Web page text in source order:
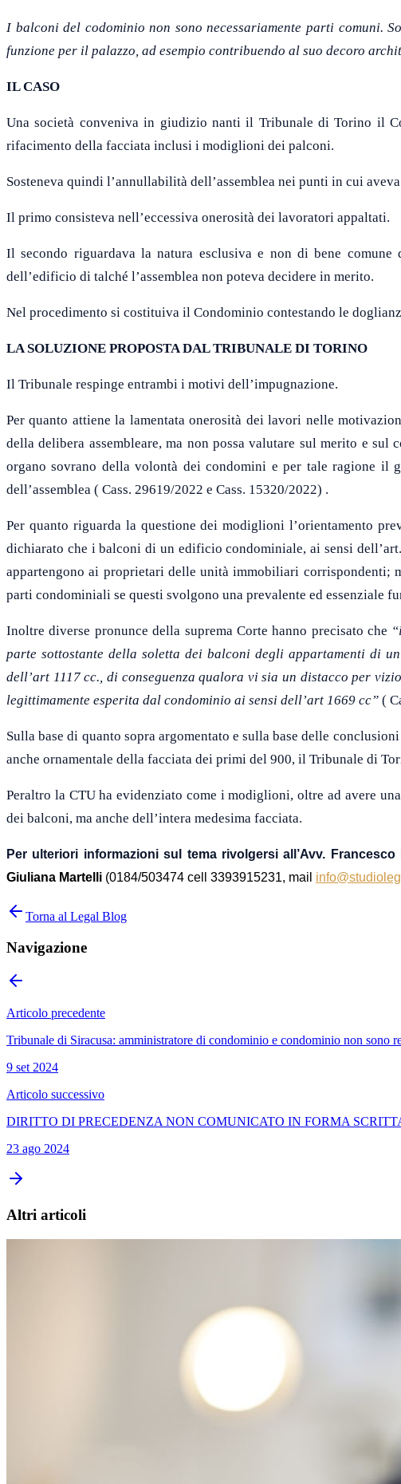
I balconi del codominio non sono necessariamente parti comuni.
funzione per il palazzo, ad esempio contribuendo al suo decoro
IL CASO
Una società conveniva in giudizio nanti il Tribunale di Torino il
rifacimento della facciata inclusi i modiglioni dei palconi.
Sosteneva quindi l’annullabilità dell’assemblea nei punti in cui
Il primo consisteva nell’eccessiva onerosità dei lavoratori appaltati.
Il secondo riguardava la natura esclusiva e non di bene
dell’edificio di talché l’assemblea non poteva decidere in merito.
Nel procedimento si costituiva il Condominio contestando le
LA SOLUZIONE PROPOSTA DAL TRIBUNALE DI TORINO
Il Tribunale respinge entrambi i motivi dell’impugnazione.
Per quanto attiene la lamentata onerosità dei lavori nelle
della delibera assembleare, ma non possa valutare sul merito e
organo sovrano della volontà dei condomini e per tale ragione
dell’assemblea ( Cass. 29619/2022 e Cass. 15320/2022) .
Per quanto riguarda la questione dei modiglioni l’orientamento
dichiarato che i balconi di un edificio condominiale, ai sensi
appartengono ai proprietari delle unità immobiliari corrispondenti;
parti condominiali se questi svolgono una prevalente ed essenziale
Inoltre diverse pronunce della suprema Corte hanno precisato che
parte sottostante della soletta dei balconi degli appartamenti di
dell’art 1117 cc., di conseguenza qualora vi sia un distacco per
legittimamente esperita dal condominio ai sensi dell’art 1669 cc” (
Sulla base di quanto sopra argomentato e sulla base delle
anche ornamentale della facciata dei primi del 900, il Tribunale di
Peraltro la CTU ha evidenziato come i modiglioni, oltre ad avere
dei balconi, ma anche dell’intera medesima facciata.
Per ulteriori informazioni sul tema rivolgersi all’Avv. Francesco
Giuliana Martelli (0184/503474 cell 3393915231, mail
Torna al Legal Blog
Navigazione
Articolo precedente
Tribunale di Siracusa: amministratore di condominio e condominio non sono
9 set 2024
Articolo successivo
DIRITTO DI PRECEDENZA NON COMUNICATO IN FORMA
23 ago 2024
Altri articoli